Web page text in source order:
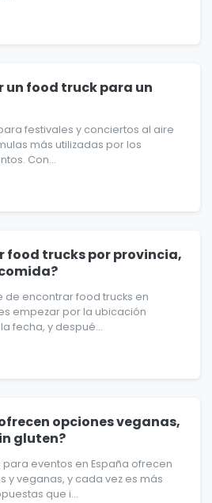
food truck para un
festivales y conciertos al aire
más utilizadas por los
Con...
food trucks por provincia,
de encontrar food trucks en
empezar por la ubicación
fecha, y despué...
opciones veganas,
gluten?
para eventos en España ofrecen
y veganas, y cada vez es más
que i...